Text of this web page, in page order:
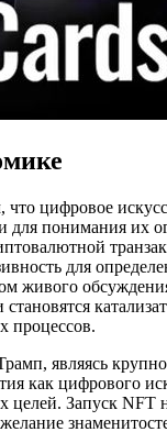
цифровое
понимания их
для
живого
процессов.
являясь
как цифрового
Запуск NFT